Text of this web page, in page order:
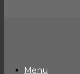
Menu